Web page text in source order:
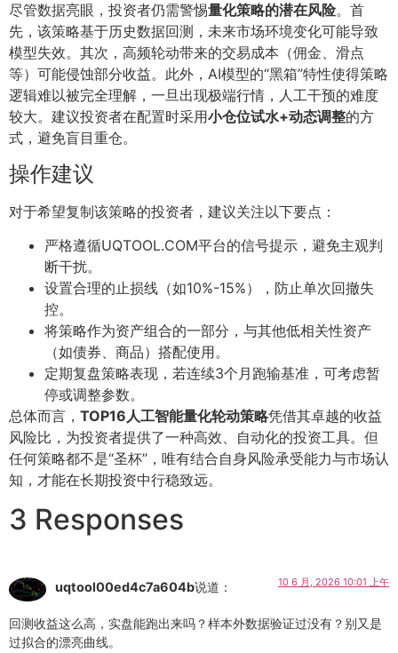
尽管数据亮眼，投资者仍需警惕量化策略的潜在风险。首
先，该策略基于历史数据回测，未来市场环境变化可能导致
模型失效。其次，高频轮动带来的交易成本（佣金、滑点
等）可能侵蚀部分收益。此外，AI模型的“黑箱”特性使得策略
逻辑难以被完全理解，一旦出现极端行情，人工干预的难度
较大。建议投资者在配置时采用小仓位试水+动态调整的方
式，避免盲目重仓。
操作建议
对于希望复制该策略的投资者，建议关注以下要点：
严格遵循UQTOOL.COM平台的信号提示，避免主观判
断干扰。
设置合理的止损线（如10%-15%），防止单次回撤失
控。
将策略作为资产组合的一部分，与其他低相关性资产
（如债券、商品）搭配使用。
定期复盘策略表现，若连续3个月跑输基准，可考虑暂
停或调整参数。
总体而言， TOP16人工智能量化轮动策略凭借其卓越的收益
风险比，为投资者提供了一种高效、自动化的投资工具。但
任何策略都不是“圣杯”，唯有结合自身风险承受能力与市场认
知，才能在长期投资中行稳致远。
3 Responses
uqtool00ed4c7a604b说道： 10 6 月, 2026 10:01 上午
回测收益这么高，实盘能跑出来吗？样本外数据验证过没有？别又是
过拟合的漂亮曲线。